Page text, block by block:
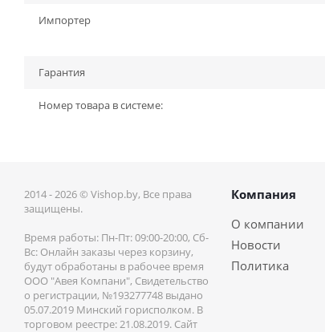
Импортер
Гарантия
Номер товара в системе:
2014 - 2026 © Vishop.by, Все права
защищены.
Время работы: Пн-Пт: 09:00-20:00, Сб-
Вс: Онлайн заказы через корзину,
будут обработаны в рабочее время
ООО "Авея Компани", Свидетельство
о регистрации, №193277748 выдано
05.07.2019 Минский горисполком. В
торговом реестре: 21.08.2019. Сайт
Компания
О компании
Новости
Политика